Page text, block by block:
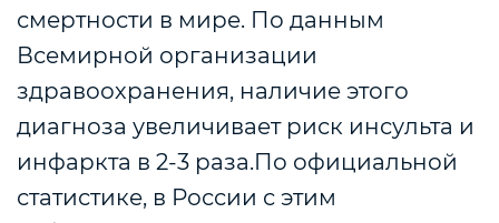
смертности в мире. По данным
Всемирной организации
здравоохранения, наличие этого
диагноза увеличивает риск инсульта и
инфаркта в 2-3 раза.По официальной
статистике, в России с этим